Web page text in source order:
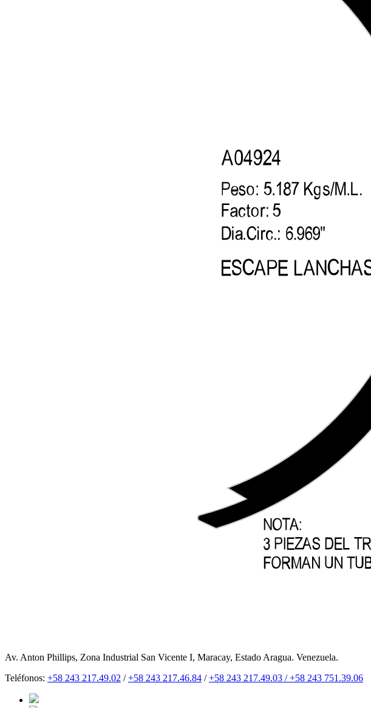
Av. Anton Phillips, Zona Industrial San Vicente I, Maracay, Estado Aragua. Venezuela.
Teléfonos: +58 243 217.49.02 /+58 243 217.46.84 /+58 243 217.49.03 /+58 243 751.39.06